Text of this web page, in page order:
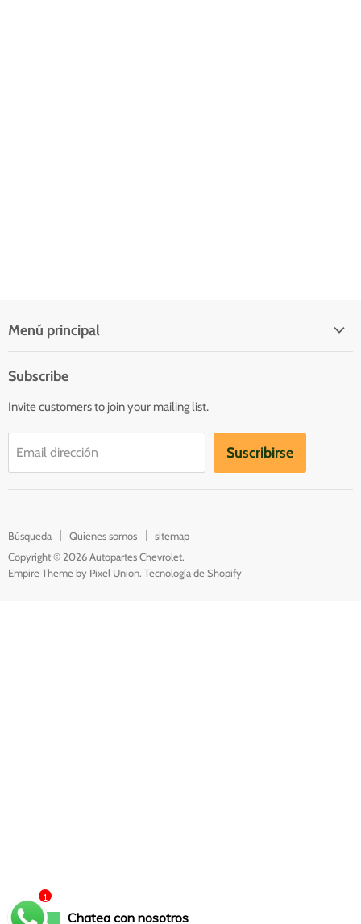
Menú principal
Inicio
Catálogo
Contacto
Subscribe
Invite customers to join your mailing list.
Email dirección Suscribirse
Búsqueda Quienes somos
sitemap
Copyright © 2026 Autopartes Chevrolet.
Empire Theme by Pixel Union. Tecnología de Shopify
Chatea con nosotros
1